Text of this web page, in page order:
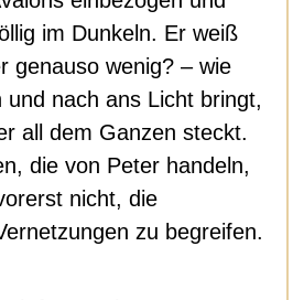
im Dunkeln. Er weiß
genauso wenig? – wie
nach ans Licht bringt,
all dem Ganzen steckt.
die von Peter handeln,
nicht, die
zu begreifen.